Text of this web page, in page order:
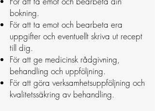
bokning.
För att ta emot och bearbeta era
uppgifter och eventuellt skriva ut recept
till dig.
För att ge medicinsk rådgivning,
behandling och uppföljning.
För att göra verksamhetsuppföljning och
kvalitetssäkring av behandling.